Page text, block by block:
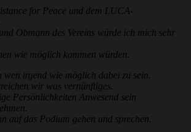
for Peace und dem LUCA-
Obmann des Vereins würde ich mich sehr
wie möglich kommen würden.
wen irgend wie möglich dabei zu sein.
wir was vernünftiges.
Persönlichkeiten Anwesend sein
auf das Podium gehen und sprechen.